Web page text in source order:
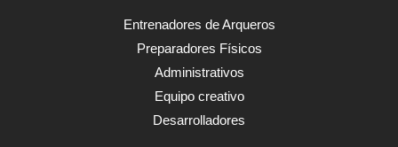
Entrenadores de Arqueros
Preparadores Físicos
Administrativos
Equipo creativo
Desarrolladores